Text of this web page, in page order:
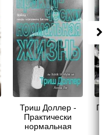
Триш Доллер -
Практически
нормальная